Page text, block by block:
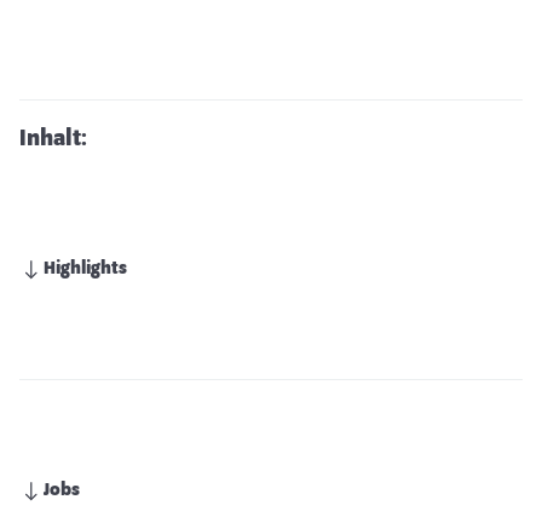
Inhalt:
Highlights
Jobs